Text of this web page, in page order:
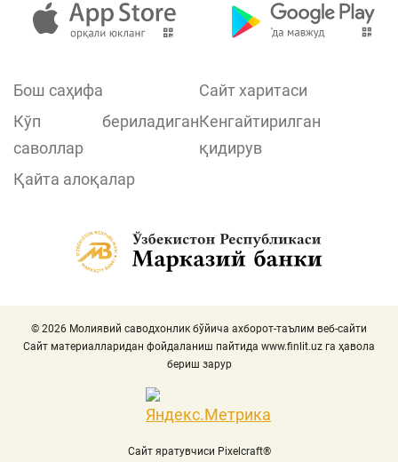
Бош саҳифа
Сайт харитаси
Кўп бериладиган
саволлар
Кенгайтирилган
қидирув
Қайта алоқалар
© 2026 Молиявий саводхонлик бўйича ахборот-таълим веб-сайти
Сайт материалларидан фойдаланиш пайтида www.finlit.uz га ҳавола
бериш зарур
Сайт яратувчиси Pixelcraft®